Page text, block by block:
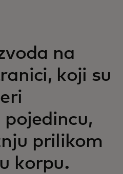
na
koji su
prilikom
korpu.